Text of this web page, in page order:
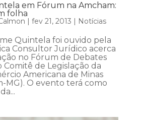
em Fórum na Amcham:
folha
| fev 21, 2013 | Notícias
Quintela foi ouvido pela
Consultor Jurídico acerca
no Fórum de Debates
de Legislação da
Americana de Minas
MG). O evento terá como